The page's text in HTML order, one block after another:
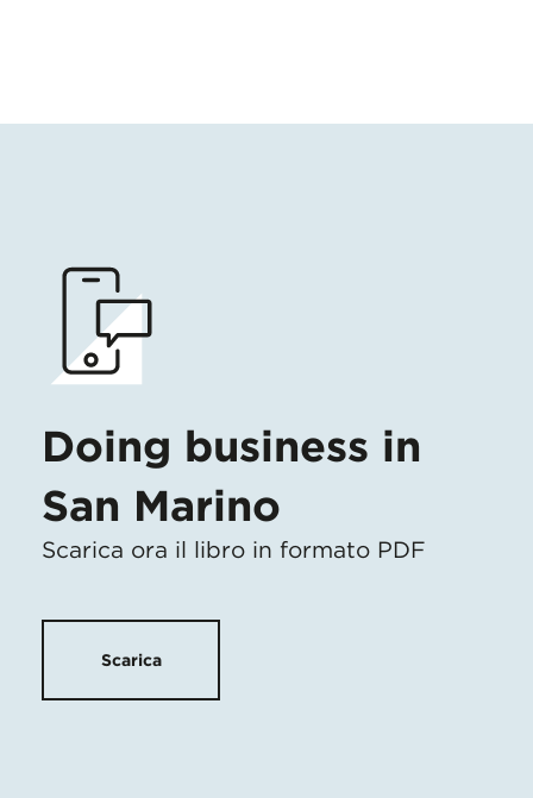
Doing business in
San Marino
Scarica ora il libro in formato PDF
Scarica